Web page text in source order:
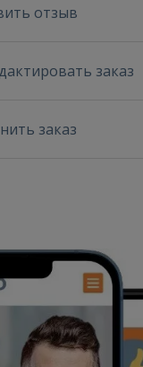
отзыв
заказ
заказ